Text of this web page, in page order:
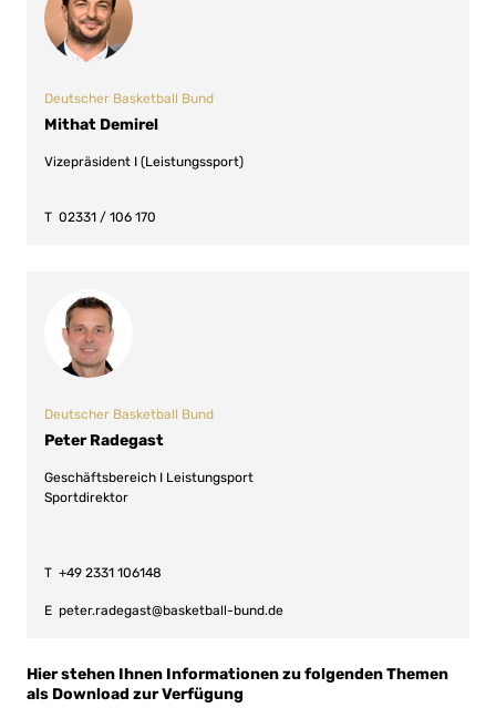
Deutscher Basketball Bund
Mithat Demirel
Vizepräsident I (Leistungssport)
T 02331 / 106 170
Deutscher Basketball Bund
Peter Radegast
Geschäftsbereich I Leistungsport
Sportdirektor
T +49 2331 106148
E peter.radegast@basketball-bund.de
Hier stehen Ihnen Informationen zu folgenden Themen
als Download zur Verfügung